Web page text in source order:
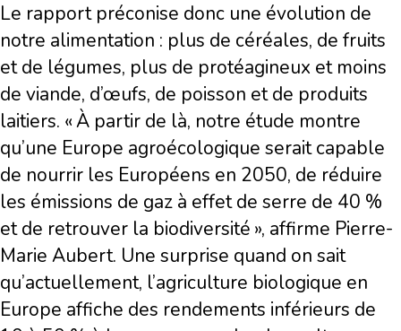
Le rapport préconise donc une évolution de
notre alimentation : plus de céréales, de fruits
et de légumes, plus de protéagineux et moins
de viande, d’œufs, de poisson et de produits
laitiers. « À partir de là, notre étude montre
qu’une Europe agroécologique serait capable
de nourrir les Européens en 2050, de réduire
les émissions de gaz à effet de serre de 40 %
et de retrouver la biodiversité », affirme Pierre-
Marie Aubert. Une surprise quand on sait
qu’actuellement, l’agriculture biologique en
Europe affiche des rendements inférieurs de